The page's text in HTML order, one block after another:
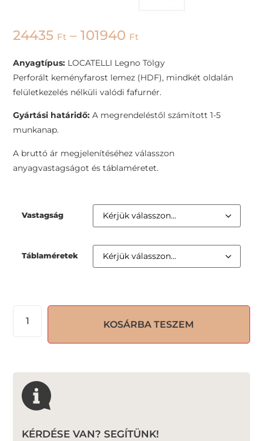
24435 Ft – 101940 Ft
Anyagtípus: LOCATELLI Legno Tölgy
Perforált keményfarost lemez (HDF), mindkét oldalán
felületkezelés nélküli valódi fafurnér.
Gyártási határidő: A megrendeléstől számított 1-5
munkanap.
A bruttó ár megjelenítéséhez válasszon
anyagvastagságot és táblaméretet.
Vastagság
Táblaméretek
KOSÁRBA TESZEM
KÉRDÉSE VAN? SEGÍTÜNK!